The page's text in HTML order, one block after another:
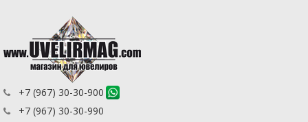
+7 (967) 30-30-900
+7 (967) 30-30-990